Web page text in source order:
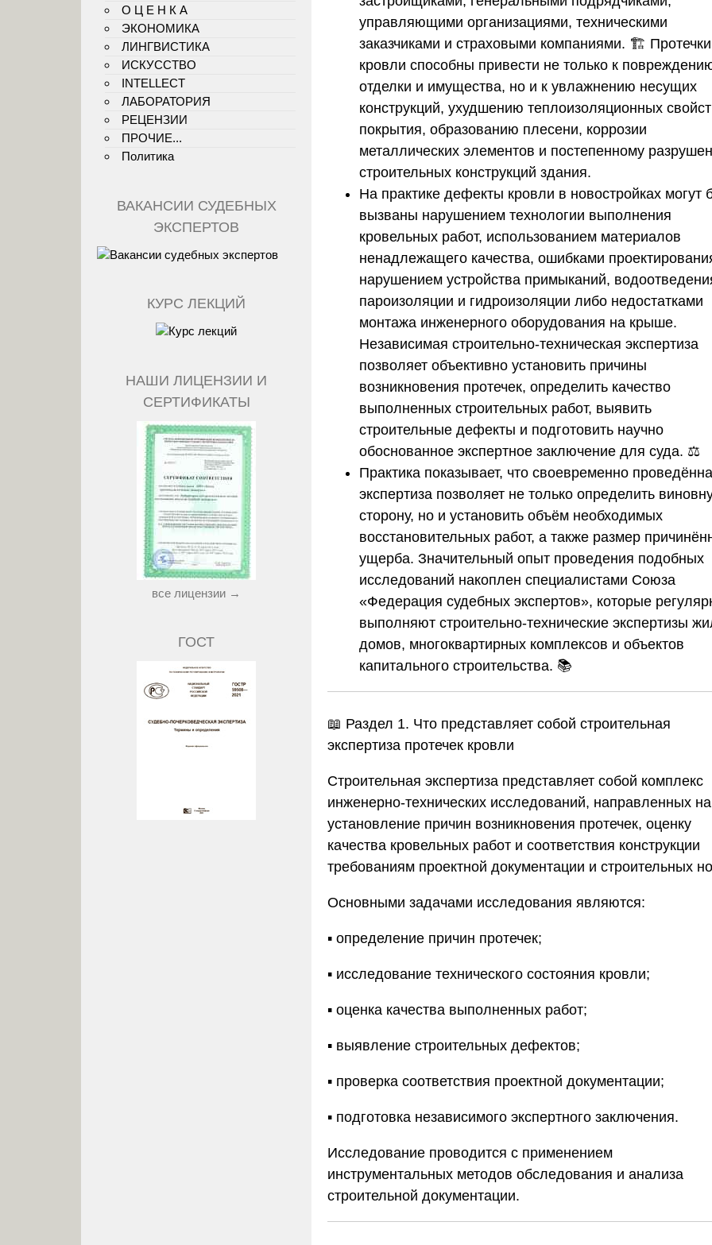
управляющими организациями, техническими
заказчиками и страховыми компаниями. 🏗️ Протечки
кровли способны привести не только к
отделки и имущества, но и к увлажнению несущих
конструкций, ухудшению теплоизоляционных
покрытия, образованию плесени, коррозии
металлических элементов и постепенному
строительных конструкций здания.
На практике дефекты кровли в новостройках могут
вызваны нарушением технологии выполнения
кровельных работ, использованием материалов
ненадлежащего качества, ошибками
нарушением устройства примыканий,
пароизоляции и гидроизоляции либо недостатками
монтажа инженерного оборудования на крыше.
Независимая строительно-техническая экспертиза
позволяет объективно установить причины
возникновения протечек, определить качество
выполненных строительных работ, выявить
строительные дефекты и подготовить научно
обоснованное экспертное заключение для суда. ⚖️
Практика показывает, что своевременно
экспертиза позволяет не только определить
сторону, но и установить объём необходимых
восстановительных работ, а также размер
ущерба. Значительный опыт проведения подобных
исследований накоплен специалистами Союза
«Федерация судебных экспертов», которые
выполняют строительно-технические экспертизы
домов, многоквартирных комплексов и объектов
капитального строительства. 📚
📖 Раздел 1. Что представляет собой строительная
экспертиза протечек кровли
Строительная экспертиза представляет собой комплекс
инженерно-технических исследований, направленных на
установление причин возникновения протечек, оценку
качества кровельных работ и соответствия конструкции
требованиям проектной документации и строительных
Основными задачами исследования являются:
▪️ определение причин протечек;
▪️ исследование технического состояния кровли;
▪️ оценка качества выполненных работ;
▪️ выявление строительных дефектов;
▪️ проверка соответствия проектной документации;
▪️ подготовка независимого экспертного заключения.
Исследование проводится с применением
инструментальных методов обследования и анализа
строительной документации.
О Ц Е Н К А
ЭКОНОМИКА
ЛИНГВИСТИКА
ИСКУССТВО
INTELLECT
ЛАБОРАТОРИЯ
РЕЦЕНЗИИ
ПРОЧИЕ...
Политика
ВАКАНСИИ СУДЕБНЫХ
ЭКСПЕРТОВ
КУРС ЛЕКЦИЙ
НАШИ ЛИЦЕНЗИИ И
СЕРТИФИКАТЫ
все лицензии →
ГОСТ